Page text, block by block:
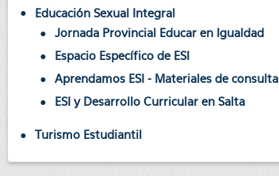
Educación Sexual Integral
Jornada Provincial Educar en Igualdad
Espacio Específico de ESI
Aprendamos ESI - Materiales de consulta
ESI y Desarrollo Curricular en Salta
Turismo Estudiantil